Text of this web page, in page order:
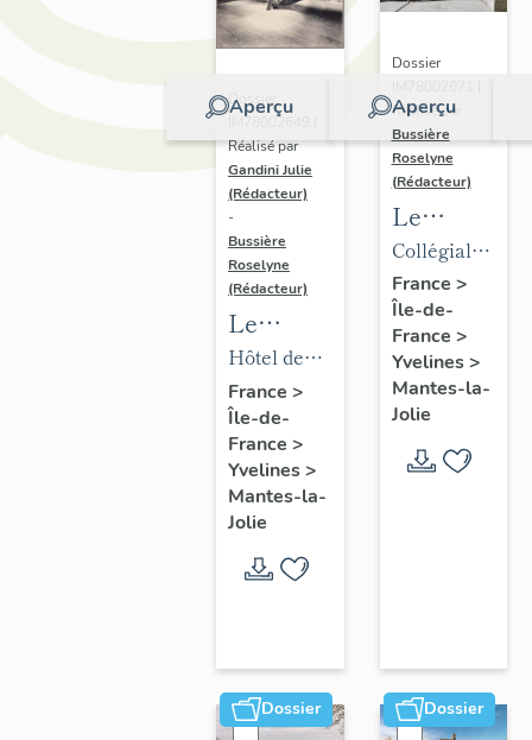
Aperçu
Dossier
IM78002649 |
Réalisé par
Gandini Julie
(Rédacteur)
-
Bussière
Roselyne
(Rédacteur)
Le
mobilier
de l'hôtel
de ville
Hôtel de
ville
France >
Île-de-
France >
Yvelines>
Mantes-la-
Jolie
Aperçu
Dossier
Réalisé par
Bussière
Roselyne
(Rédacteur)
Le
mobilier
de la
collégiale
Collégiale
Notre-
Dame
France >
Île-de-
France >
Yvelines>
Mantes-la-
Jolie
Dossier Dossier